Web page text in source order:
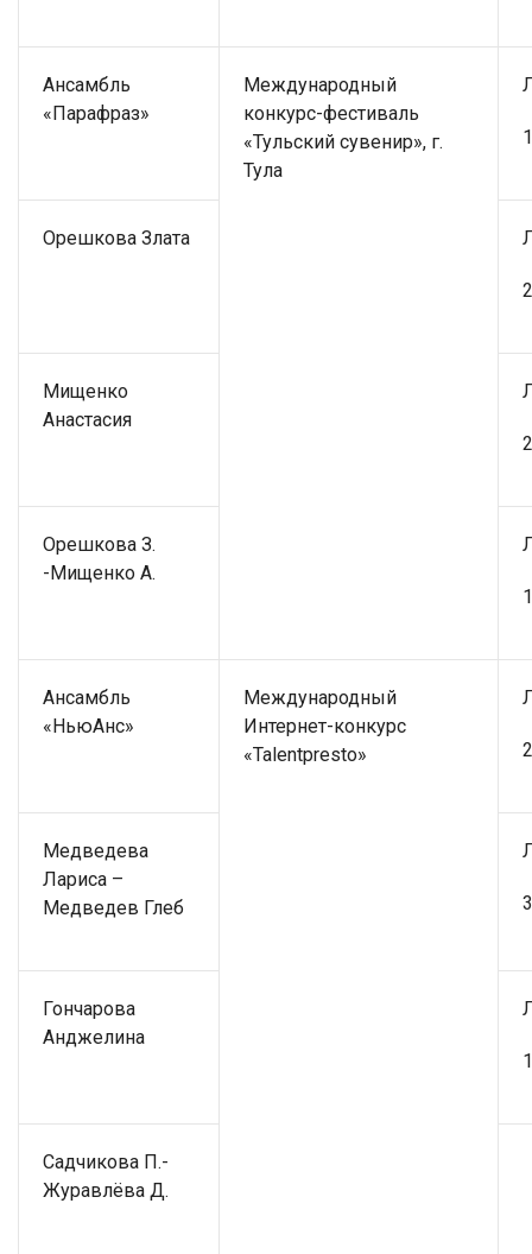
Ансамбль
«Парафраз»
Международный
конкурс-фестиваль
«Тульский сувенир», г.
Тула
Орешкова Злата
Мищенко
Анастасия
Орешкова З.
-Мищенко А.
Ансамбль
«НьюАнс»
Международный
Интернет-конкурс
«Talentpresto»
Медведева
Лариса –
Медведев Глеб
Гончарова
Анджелина
Садчикова П.-
Журавлёва Д.